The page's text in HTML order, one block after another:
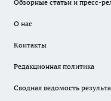
Обзорные статьи и пресс-
О нас
Контакты
Редакционная политика
Сводная ведомость